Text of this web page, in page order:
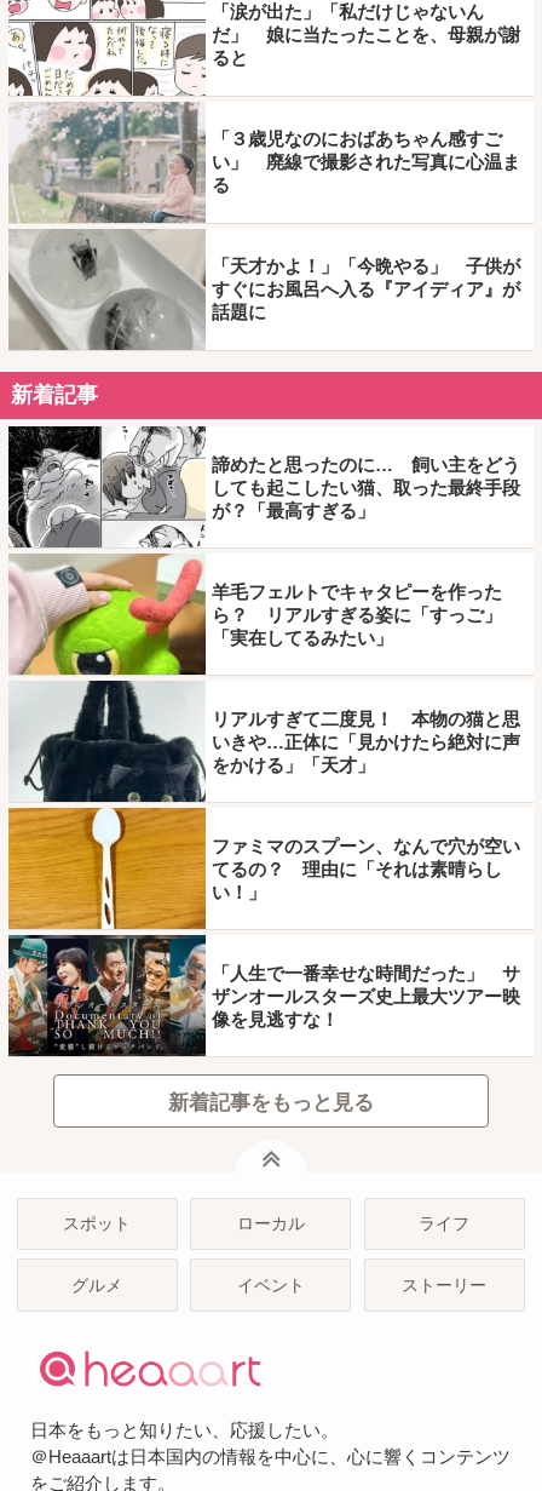
「涙が出た」「私だけじゃないん
だ」 娘に当たったことを、母親が謝
ると
「３歳児なのにおばあちゃん感すご
い」 廃線で撮影された写真に心温ま
る
「天才かよ！」「今晩やる」 子供が
すぐにお風呂へ入る『アイディア』が
話題に
新着記事
諦めたと思ったのに… 飼い主をどう
しても起こしたい猫、取った最終手段
が？「最高すぎる」
羊毛フェルトでキャタピーを作った
ら？ リアルすぎる姿に「すっご」
「実在してるみたい」
リアルすぎて二度見！ 本物の猫と思
いきや…正体に「見かけたら絶対に声
をかける」「天才」
ファミマのスプーン、なんで穴が空い
てるの？ 理由に「それは素晴らし
い！」
「人生で一番幸せな時間だった」 サ
ザンオールスターズ史上最大ツアー映
像を見逃すな！
新着記事をもっと見る
スポット ローカル ライフ
グルメ イベント ストーリー
日本をもっと知りたい、応援したい。
＠Heaaartは日本国内の情報を中心に、心に響くコンテンツ
をご紹介します。